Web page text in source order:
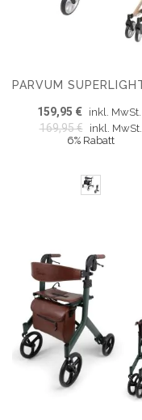
159,95 € inkl. MwSt.
169,95 €
inkl. MwSt.
6% Rabatt